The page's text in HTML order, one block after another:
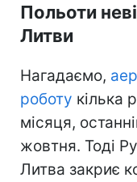
Польоти
Литви
Нагадаємо,
роботу кілька
місяця,
жовтня. Тоді
Литва закриє